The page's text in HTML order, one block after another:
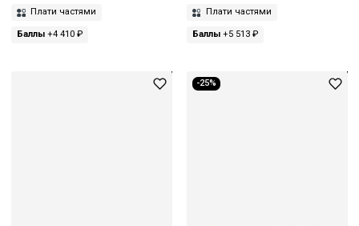
Плати частями
Баллы +4 410 ₽
Плати частями
Баллы+5 513 ₽
-25%